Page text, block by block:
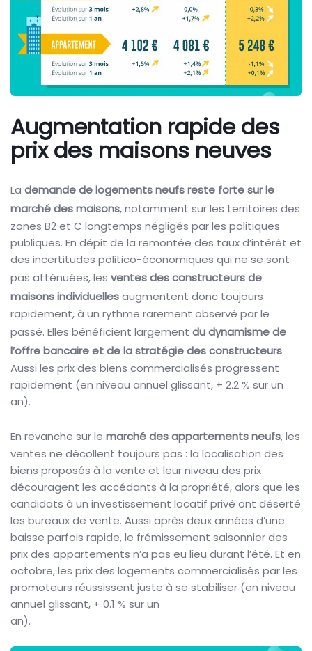
Augmentation rapide des
prix des maisons neuves
La demande de logements neufs reste forte sur le
marché des maisons, notamment sur les territoires des
zones B2 et C longtemps négligés par les politiques
publiques. En dépit de la remontée des taux d’intérêt et
des incertitudes politico-économiques qui ne se sont
pas atténuées, les ventes des constructeurs de
maisons individuellesaugmentent donc toujours
rapidement, à un rythme rarement observé par le
passé. Elles bénéficient largement du dynamisme de
l’offre bancaire et de la stratégie des constructeurs.
Aussi les prix des biens commercialisés progressent
rapidement (en niveau annuel glissant, + 2.2 % sur un
an).
En revanche sur le marché des appartements neufs, les
ventes ne décollent toujours pas : la localisation des
biens proposés à la vente et leur niveau des prix
découragent les accédants à la propriété, alors que les
candidats à un investissement locatif privé ont déserté
les bureaux de vente. Aussi après deux années d’une
baisse parfois rapide, le frémissement saisonnier des
prix des appartements n’a pas eu lieu durant l’été. Et en
octobre, les prix des logements commercialisés par les
promoteurs réussissent juste à se stabiliser (en niveau
annuel glissant, + 0.1 % sur un
an).